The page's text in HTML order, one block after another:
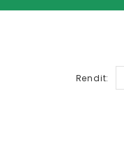
Rendit: